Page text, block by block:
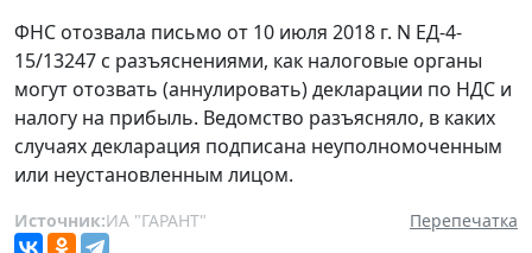
ФНС отозвала письмо от 10 июля 2018 г. N ЕД-4-
15/13247 с разъяснениями, как налоговые органы
могут отозвать (аннулировать) декларации по НДС и
налогу на прибыль. Ведомство разъясняло, в каких
случаях декларация подписана неуполномоченным
или неустановленным лицом.
Источник:ИА "ГАРАНТ" Перепечатка